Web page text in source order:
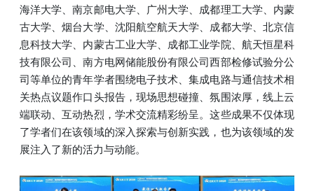
海洋大学、南京邮电大学、广州大学、成都理工大学、内蒙
古大学、烟台大学、沈阳航空航天大学、成都大学、北京信
息科技大学、内蒙古工业大学、成都工业学院、航天恒星科
技有限公司、南方电网储能股份有限公司西部检修试验分公
司等单位的青年学者围绕电子技术、集成电路与通信技术相
关热点议题作口头报告，现场思想碰撞、氛围浓厚，线上云
端联动、互动热烈，学术交流精彩纷呈。这些成果不仅体现
了学者们在该领域的深入探索与创新实践，也为该领域的发
展注入了新的活力与动能。